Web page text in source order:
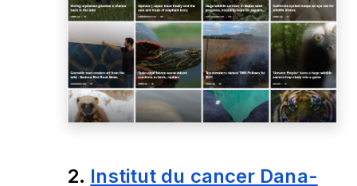
2. Institut du cancer Dana-